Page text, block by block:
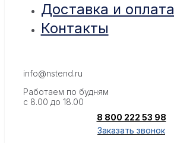
Доставка и оплата
Контакты
info@nstend.ru
Работаем по будням
с 8.00 до 18.00
8 800 222 53 98
Заказать звонок